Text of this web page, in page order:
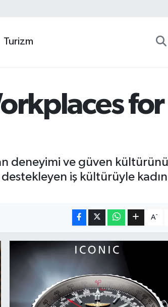
Turizm
for
deneyimi ve güven kültürünü
destekleyen iş kültürüyle
A-